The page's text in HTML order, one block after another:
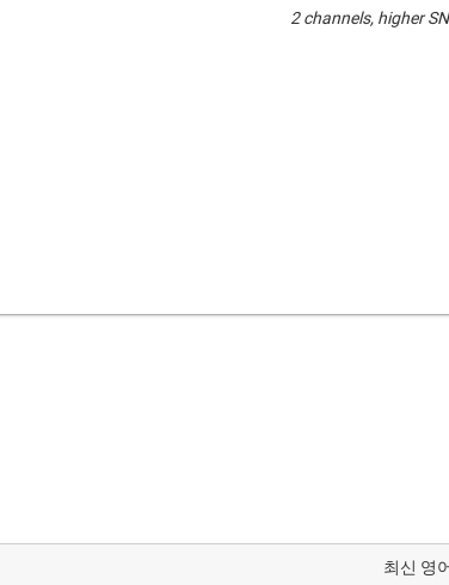
2 channels, higher